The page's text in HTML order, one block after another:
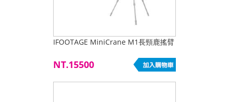
IFOOTAGE MiniCrane M1長頸鹿搖臂
NT.15500